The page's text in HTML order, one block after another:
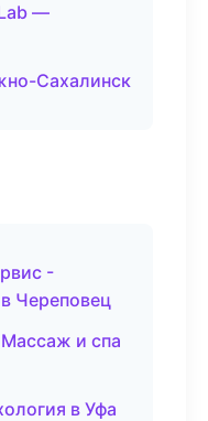
—
Сахалинск
-
Череповец
и спа
в Уфа